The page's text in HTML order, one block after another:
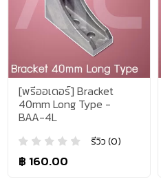
[พรีออเดอร์] Bracket
40mm Long Type -
BAA-4L
รีวิว (0)
฿ 160.00